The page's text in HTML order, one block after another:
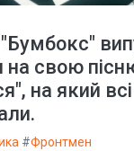
на свою
на який
#Фронтмен